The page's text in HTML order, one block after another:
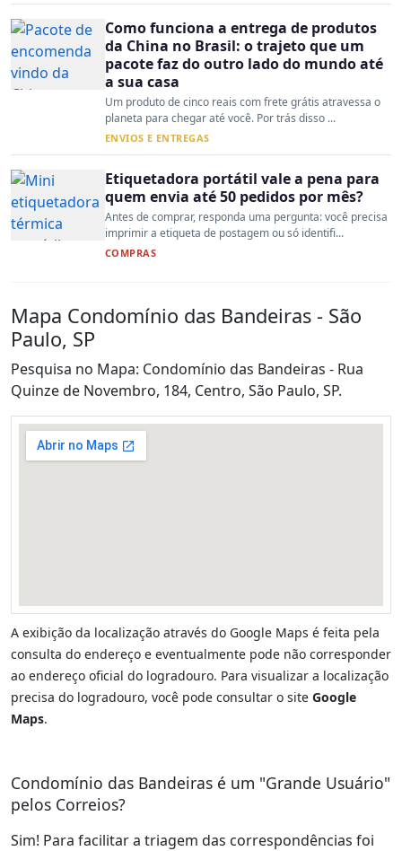
Como funciona a entrega de produtos
da China no Brasil: o trajeto que um
pacote faz do outro lado do mundo até
a sua casa
Um produto de cinco reais com frete grátis atravessa o
planeta para chegar até você. Por trás disso ...
ENVIOS E ENTREGAS
Etiquetadora portátil vale a pena para
quem envia até 50 pedidos por mês?
Antes de comprar, responda uma pergunta: você precisa
imprimir a etiqueta de postagem ou só identifi...
COMPRAS
Mapa Condomínio das Bandeiras - São
Paulo, SP
Pesquisa no Mapa: Condomínio das Bandeiras - Rua
Quinze de Novembro, 184, Centro, São Paulo, SP.
A exibição da localização através do Google Maps é feita pela
consulta do endereço e eventualmente pode não corresponder
ao endereço oficial do logradouro. Para visualizar a localização
precisa do logradouro, você pode consultar o site Google
Maps.
Condomínio das Bandeiras é um "Grande Usuário"
pelos Correios?
Sim! Para facilitar a triagem das correspondências foi